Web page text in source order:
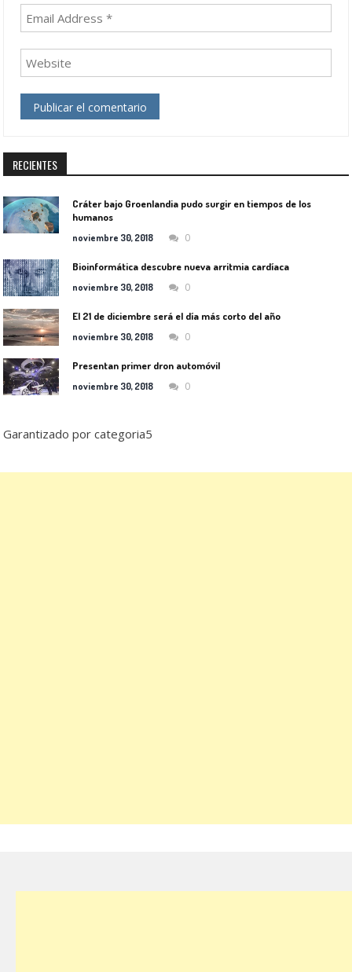
RECIENTES
Cráter bajo Groenlandia pudo surgir en tiempos de los
humanos
noviembre 30, 2018 0
Bioinformática descubre nueva arritmia cardíaca
noviembre 30, 2018 0
El 21 de diciembre será el día más corto del año
noviembre 30, 2018 0
Presentan primer dron automóvil
noviembre 30, 2018 0
Garantizado por categoria5